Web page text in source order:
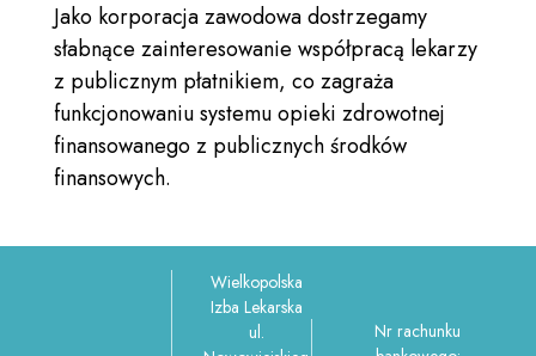
Jako korporacja zawodowa dostrzegamy
słabnące zainteresowanie współpracą lekarzy
z publicznym płatnikiem, co zagraża
funkcjonowaniu systemu opieki zdrowotnej
finansowanego z publicznych środków
finansowych.
Wielkopolska
Izba Lekarska
ul.
Nr rachunku